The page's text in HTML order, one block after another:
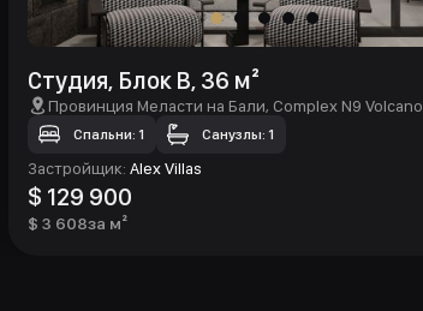
Студия, Блок B, 36 м²
Провинция Меласти на Бали, Complex N9 Volcano
Спальни: 1 Санузлы: 1
Застройщик: Alex Villas
$ 129 900
$ 3 608за м²